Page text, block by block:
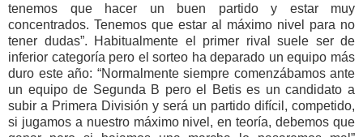
tenemos que hacer un buen partido y estar muy
concentrados. Tenemos que estar al máximo nivel para no
tener dudas”. Habitualmente el primer rival suele ser de
inferior categoría pero el sorteo ha deparado un equipo más
duro este año: “Normalmente siempre comenzábamos ante
un equipo de Segunda B pero el Betis es un candidato a
subir a Primera División y será un partido difícil, competido,
si jugamos a nuestro máximo nivel, en teoría, debemos que